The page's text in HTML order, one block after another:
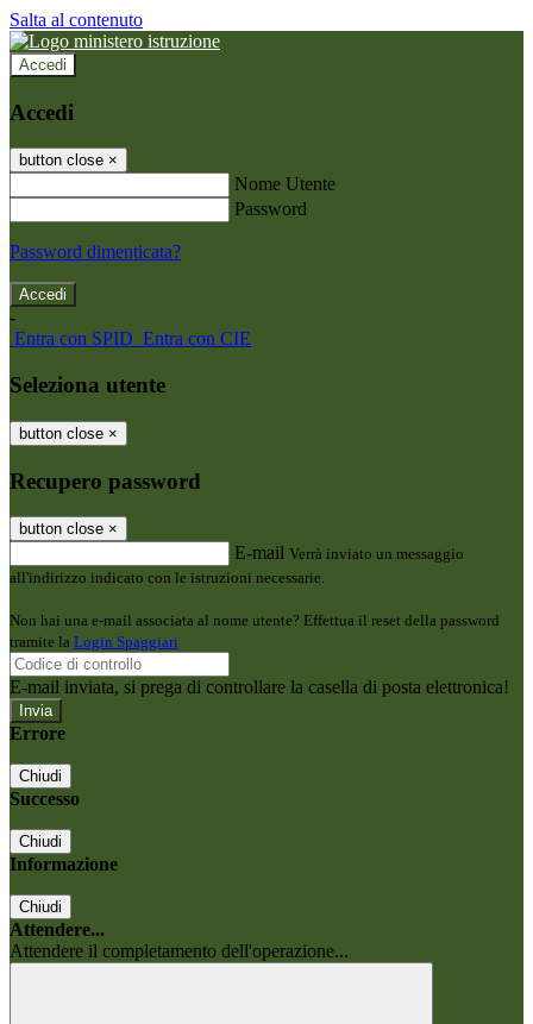
Salta al contenuto
Accedi
Accedi
button close ×
Nome Utente
Password
Password dimenticata?
-
Entra con SPID Entra con CIE
Seleziona utente
button close ×
Recupero password
button close ×
E-mail Verrà inviato un messaggio
all'indirizzo indicato con le istruzioni necessarie.
Non hai una e-mail associata al nome utente? Effettua il reset della password
tramite la Login Spaggiari
E-mail inviata, si prega di controllare la casella di posta elettronica!
Errore
Chiudi
Successo
Chiudi
Informazione
Chiudi
Attendere...
Attendere il completamento dell'operazione...